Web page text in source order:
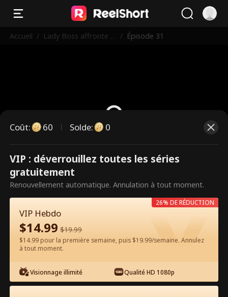
Accueil / Lady Boss affronte le / Épisode 31
Ce sont des épisodes payants.
Débloquez pour regarder.
Regarder gratuitement sur l'App
Coût: 60 Solde: 0
VIP : déverrouillez toutes les séries
gratuitement
Renouvellement automatique. Annulation à tout moment.
VIP Hebdo
$14.99 $19.99
$14.99 pour la première semaine, puis $19.99/semaine. Annulez
à tout moment.
Visionnage illimité Qualité HD 1080p
26% DE RÉDUCTION